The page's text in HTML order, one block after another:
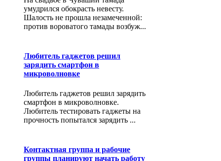
умудрился обокрасть невесту.
Шалость не прошла незамеченной:
против вороватого тамады возбуж...
Любитель гаджетов решил
зарядить смартфон в
микроволновке
Любитель гаджетов решил зарядить
смартфон в микроволновке.
Любитель тестировать гаджеты на
прочность попытался зарядить ...
Контактная группа и рабочие
группы планируют начать работу